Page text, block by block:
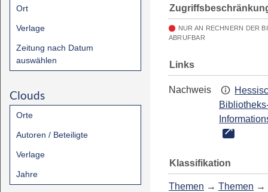
Ort
Verlage
Zeitung nach Datum
auswählen
Clouds
Orte
Autoren / Beteiligte
Verlage
Jahre
NUR AN RECHNERN DER
ABRUFBAR
Links
Nachweis
Klassifikation
Themen → Themen →